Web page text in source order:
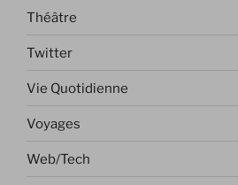
Théâtre
Twitter
Vie Quotidienne
Voyages
Web/Tech